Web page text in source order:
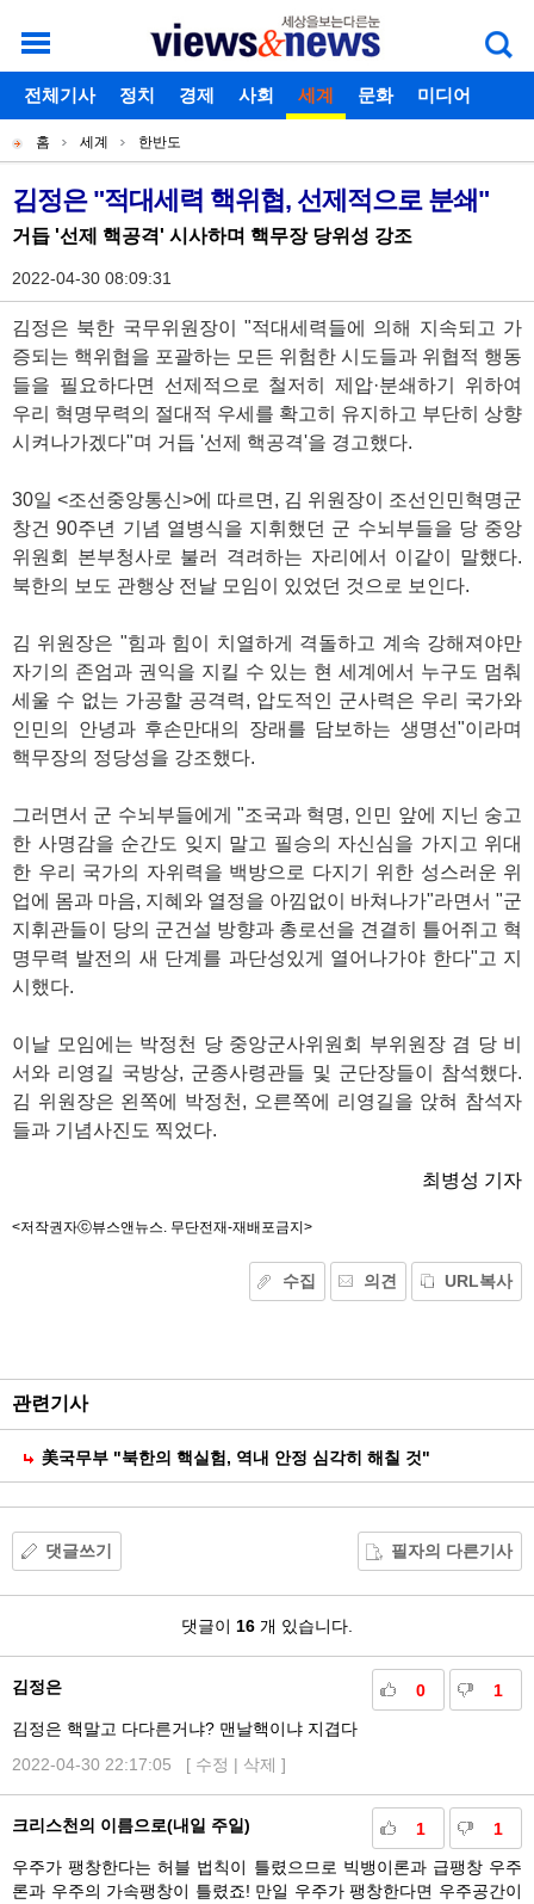
개
별
메
뉴
로그인 회원가입 아이디찾기 비밀번호찾기
주
메
뉴
전체기사 정치 경제 사회 세계 문화
미디어
독자게시판
현
재
위
치
홈 세계 한반도
기
사
본
문
김정은 "적대세력 핵위협, 선제적으로 분쇄"
거듭 '선제 핵공격' 시사하며 핵무장 당위성 강조
2022-04-30 08:09:31
김정은 북한 국무위원장이 "적대세력들에 의해 지속되고 가
증되는 핵위협을 포괄하는 모든 위험한 시도들과 위협적 행동
들을 필요하다면 선제적으로 철저히 제압·분쇄하기 위하여
우리 혁명무력의 절대적 우세를 확고히 유지하고 부단히 상향
시켜나가겠다"며 거듭 '선제 핵공격'을 경고했다.
30일 <조선중앙통신>에 따르면, 김 위원장이 조선인민혁명군
창건 90주년 기념 열병식을 지휘했던 군 수뇌부들을 당 중앙
위원회 본부청사로 불러 격려하는 자리에서 이같이 말했다.
북한의 보도 관행상 전날 모임이 있었던 것으로 보인다.
김 위원장은 "힘과 힘이 치열하게 격돌하고 계속 강해져야만
자기의 존엄과 권익을 지킬 수 있는 현 세계에서 누구도 멈춰
세울 수 없는 가공할 공격력, 압도적인 군사력은 우리 국가와
인민의 안녕과 후손만대의 장래를 담보하는 생명선"이라며
핵무장의 정당성을 강조했다.
그러면서 군 수뇌부들에게 "조국과 혁명, 인민 앞에 지닌 숭고
한 사명감을 순간도 잊지 말고 필승의 자신심을 가지고 위대
한 우리 국가의 자위력을 백방으로 다지기 위한 성스러운 위
업에 몸과 마음, 지혜와 열정을 아낌없이 바쳐나가"라면서 "군
지휘관들이 당의 군건설 방향과 총로선을 견결히 틀어쥐고 혁
명무력 발전의 새 단계를 과단성있게 열어나가야 한다"고 지
시했다.
이날 모임에는 박정천 당 중앙군사위원회 부위원장 겸 당 비
서와 리영길 국방상, 군종사령관들 및 군단장들이 참석했다.
김 위원장은 왼쪽에 박정천, 오른쪽에 리영길을 앉혀 참석자
들과 기념사진도 찍었다.
최병성 기자
<저작권자ⓒ뷰스앤뉴스. 무단전재-재배포금지>
수집 의견 URL복사
공
유
관련기사
美국무부 "북한의 핵실험, 역내 안정 심각히 해칠 것"
댓글쓰기 필자의 다른기사
글
댓글이 16 개 있습니다.
0 1
김정은
김정은 핵말고 다다른거냐? 맨날핵이냐 지겹다
2022-04-30 22:17:05 [ 수정 | 삭제 ]
1 1
크리스천의 이름으로(내일 주일)
우주가 팽창한다는 허블 법칙이 틀렸으므로 빅뱅이론과 급팽창 우주
론과 우주의 가속팽창이 틀렸죠! 만일 우주가 팽창한다면 우주공간이